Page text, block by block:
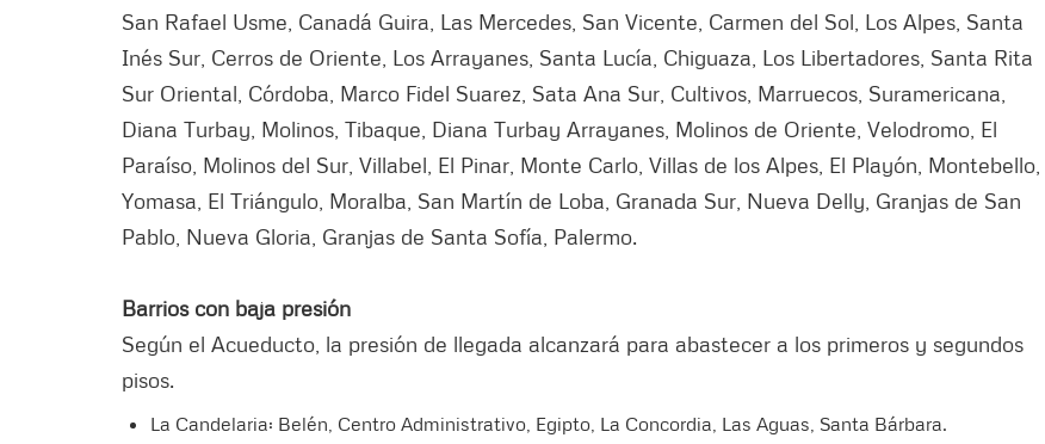
San Rafael Usme, Canadá Guira, Las Mercedes, San Vicente, Carmen del Sol, Los Alpes, Santa
Inés Sur, Cerros de Oriente, Los Arrayanes, Santa Lucía, Chiguaza, Los Libertadores, Santa Rita
Sur Oriental, Córdoba, Marco Fidel Suarez, Sata Ana Sur, Cultivos, Marruecos, Suramericana,
Diana Turbay, Molinos, Tibaque, Diana Turbay Arrayanes, Molinos de Oriente, Velodromo, El
Paraíso, Molinos del Sur, Villabel, El Pinar, Monte Carlo, Villas de los Alpes, El Playón, Montebello,
Yomasa, El Triángulo, Moralba, San Martín de Loba, Granada Sur, Nueva Delly, Granjas de San
Pablo, Nueva Gloria, Granjas de Santa Sofía, Palermo.
Barrios con baja presión
Según el Acueducto, la presión de llegada alcanzará para abastecer a los primeros y segundos
pisos.
La Candelaria: Belén, Centro Administrativo, Egipto, La Concordia, Las Aguas, Santa Bárbara.